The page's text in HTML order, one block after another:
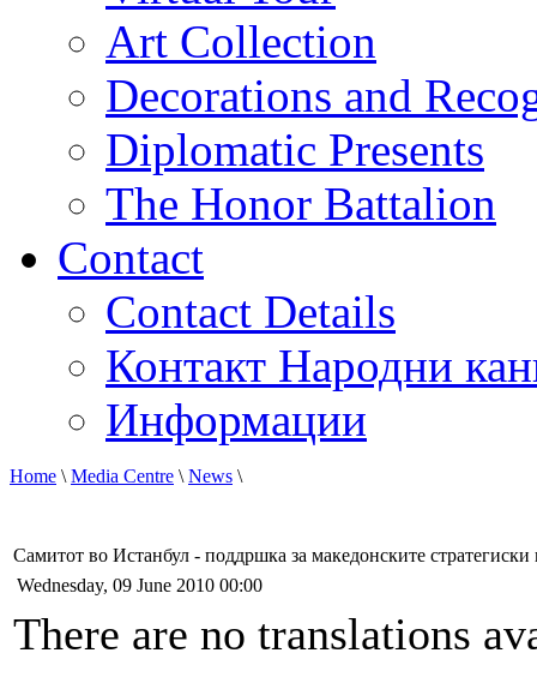
Art Collection
Decorations and
Diplomatic Presents
The Honor Battalion
Contact
Contact Details
Контакт Народни
Информации
Home \Media Centre \News \
Самитот во Истанбул - поддршка за македонските стратегиски
Wednesday, 09 June 2010 00:00
There are no translations